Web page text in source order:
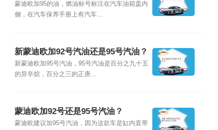
蒙迪欧加95的油，燃油标号标注在汽车油箱盖内
侧，在汽车保养手册上有汽车...
新蒙迪欧加92号汽油还是95号汽油？
新蒙迪欧加95号汽油，95号汽油是百分之九十五
的异辛烷，百分之三的正庚...
蒙迪欧加92号还是95号汽油？
蒙迪欧建议加95号汽油，因为这款车是缸内直带